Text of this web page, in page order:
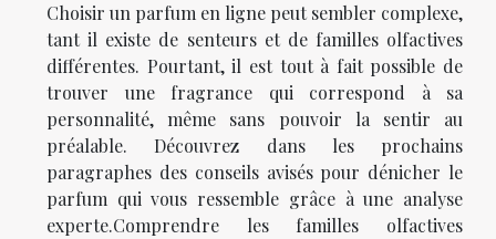
Choisir un parfum en ligne peut sembler complexe,
tant il existe de senteurs et de familles olfactives
différentes. Pourtant, il est tout à fait possible de
trouver une fragrance qui correspond à sa
personnalité, même sans pouvoir la sentir au
préalable. Découvrez dans les prochains
paragraphes des conseils avisés pour dénicher le
parfum qui vous ressemble grâce à une analyse
experte.Comprendre les familles olfactives